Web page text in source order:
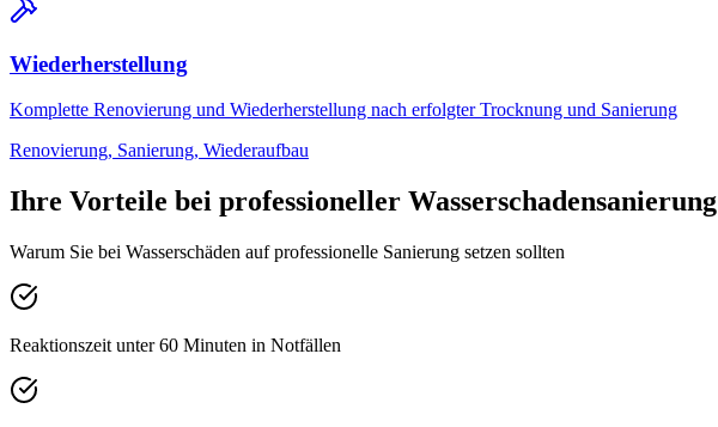
Wiederherstellung
Komplette Renovierung und Wiederherstellung nach erfolgter Trocknung und Sanierung
Renovierung, Sanierung, Wiederaufbau
Ihre Vorteile bei professioneller Wasserschadensanierung
Warum Sie bei Wasserschäden auf professionelle Sanierung setzen sollten
Reaktionszeit unter 60 Minuten in Notfällen